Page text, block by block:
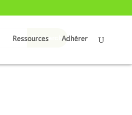
Ressources Adhérer